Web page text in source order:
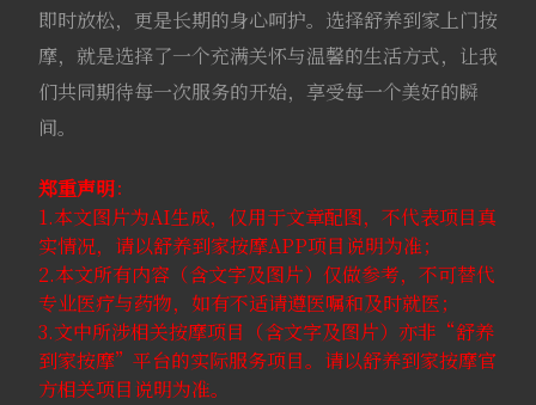
即时放松，更是长期的身心呵护。选择舒养到家上门按
摩，就是选择了一个充满关怀与温馨的生活方式，让我
们共同期待每一次服务的开始，享受每一个美好的瞬
间。
郑重声明：
1.本文图片为AI生成，仅用于文章配图，不代表项目真
实情况，请以舒养到家按摩APP项目说明为准；
2.本文所有内容（含文字及图片）仅做参考，不可替代
专业医疗与药物，如有不适请遵医嘱和及时就医；
3.文中所涉相关按摩项目（含文字及图片）亦非“舒养
到家按摩”平台的实际服务项目。请以舒养到家按摩官
方相关项目说明为准。